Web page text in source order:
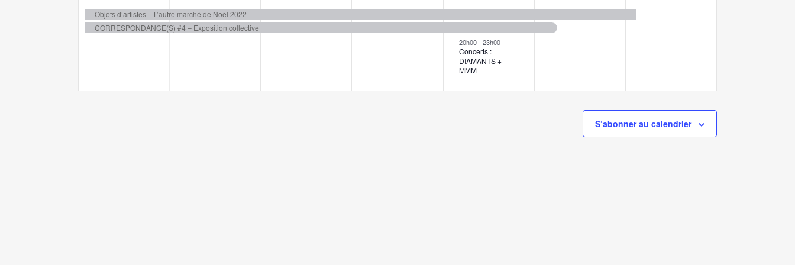
évènements,
Objets d’artistes – L’autre marché de Noël 2022
CORRESPONDANCE(S) #4 – Exposition collective
évènements,évènements,évènements,évènements,
20h00- 23h00
Concerts :
DIAMANTS +
MMM
évènements,
S’abonner au calendrier